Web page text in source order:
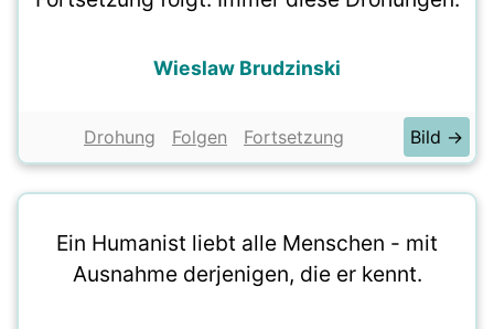
Wieslaw Brudzinski
Drohung Folgen Fortsetzung Bild →
Ein Humanist liebt alle Menschen - mit
Ausnahme derjenigen, die er kennt.